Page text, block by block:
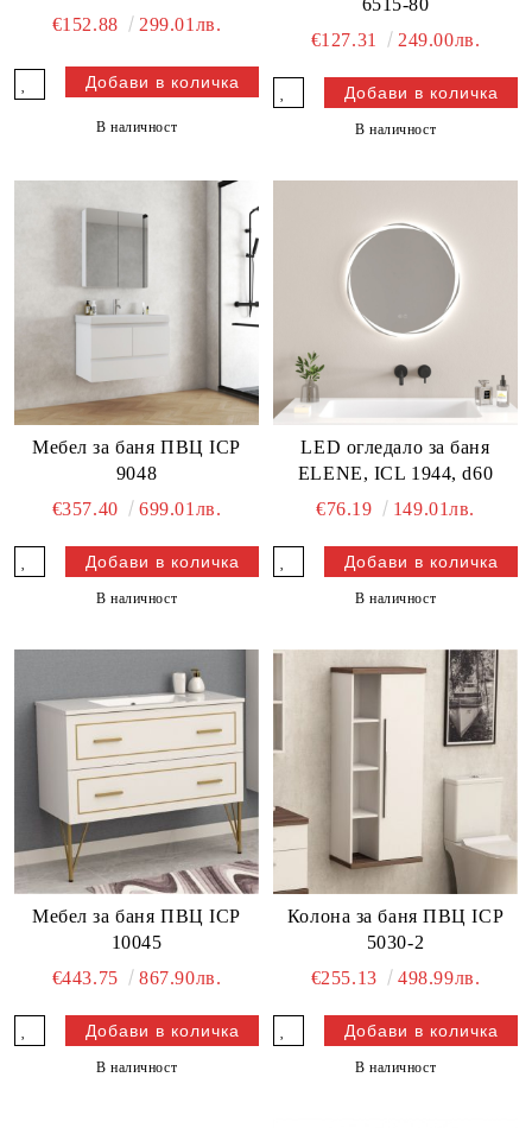
€152.88 299.01лв.
В наличност
6515-80
€127.31
249.00лв.
В наличност
Мебел за баня ПВЦ ICP
9048
€357.40
699.01лв.
В наличност
LED огледало за баня
ELENE, ICL 1944, d60
€76.19
149.01лв.
В наличност
Мебел за баня ПВЦ ICP
10045
€443.75
867.90лв.
В наличност
Колона за баня ПВЦ ICP
5030-2
€255.13
498.99лв.
В наличност